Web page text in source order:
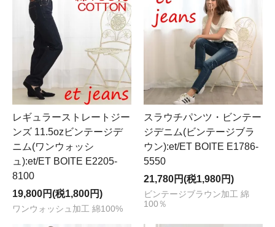
レギュラーストレートジー
ンズ 11.5ozビンテージデ
ニム(ワンウォッシ
ュ):et/ET BOITE E2205-
8100
19,800円(税1,800円)
ワンウォッシュ加工 綿100%
スラウチパンツ・ビンテー
ジデニム(ビンテージブラ
ウン):et/ET BOITE E1786-
5550
21,780円(税1,980円)
ビンテージブラウン加工 綿
100％